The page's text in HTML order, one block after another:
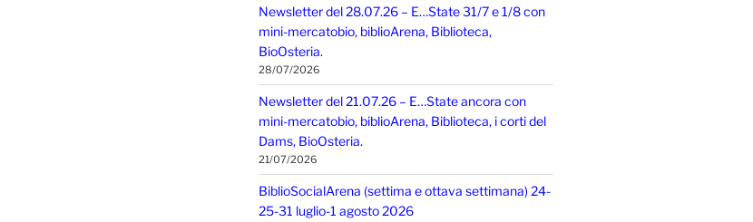
Newsletter del 28.07.26 – E…State 31/7 e 1/8 con
mini-mercatobio, biblioArena, Biblioteca,
BioOsteria.
28/07/2026
Newsletter del 21.07.26 – E…State ancora con
mini-mercatobio, biblioArena, Biblioteca, i corti del
Dams, BioOsteria.
21/07/2026
BiblioSocialArena (settima e ottava settimana) 24-
25-31 luglio-1 agosto 2026